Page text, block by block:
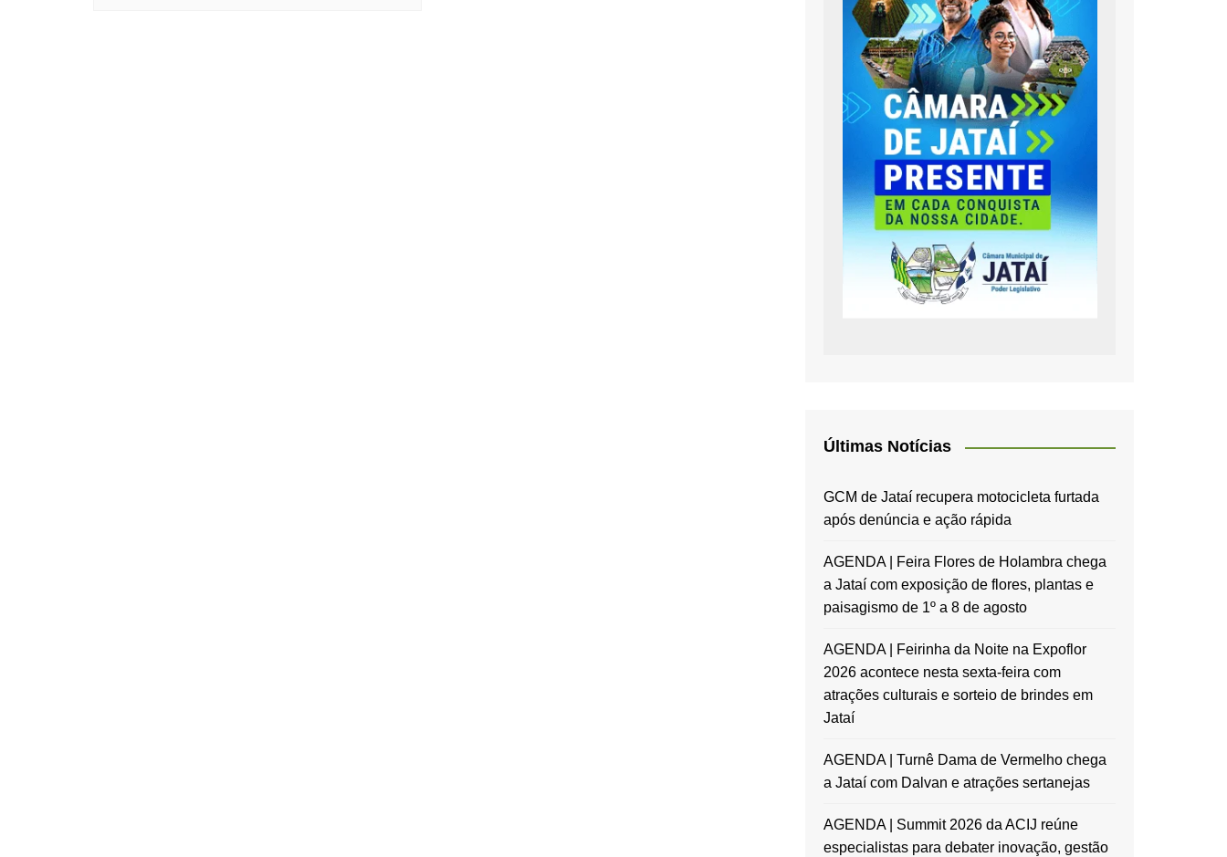
Últimas Notícias
GCM de Jataí recupera motocicleta furtada
após denúncia e ação rápida
AGENDA | Feira Flores de Holambra chega
a Jataí com exposição de flores, plantas e
paisagismo de 1º a 8 de agosto
AGENDA | Feirinha da Noite na Expoflor
2026 acontece nesta sexta-feira com
atrações culturais e sorteio de brindes em
Jataí
AGENDA | Turnê Dama de Vermelho chega
a Jataí com Dalvan e atrações sertanejas
AGENDA | Summit 2026 da ACIJ reúne
especialistas para debater inovação, gestão